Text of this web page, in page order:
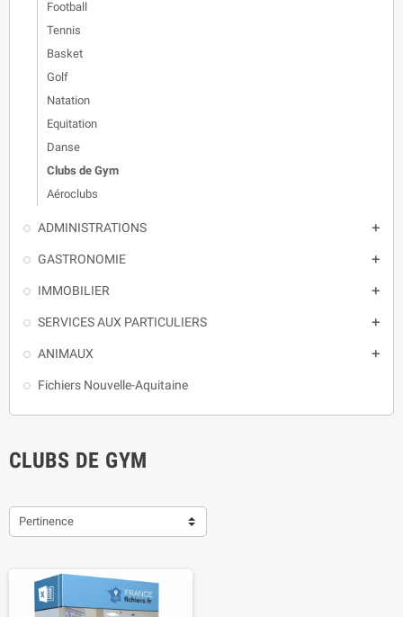
Football
Tennis
Basket
Golf
Natation
Equitation
Danse
Clubs de Gym
Aéroclubs
ADMINISTRATIONS 
GASTRONOMIE 
IMMOBILIER 
SERVICES AUX PARTICULIERS 
ANIMAUX 
Fichiers Nouvelle-Aquitaine
CLUBS DE GYM
Pertinence